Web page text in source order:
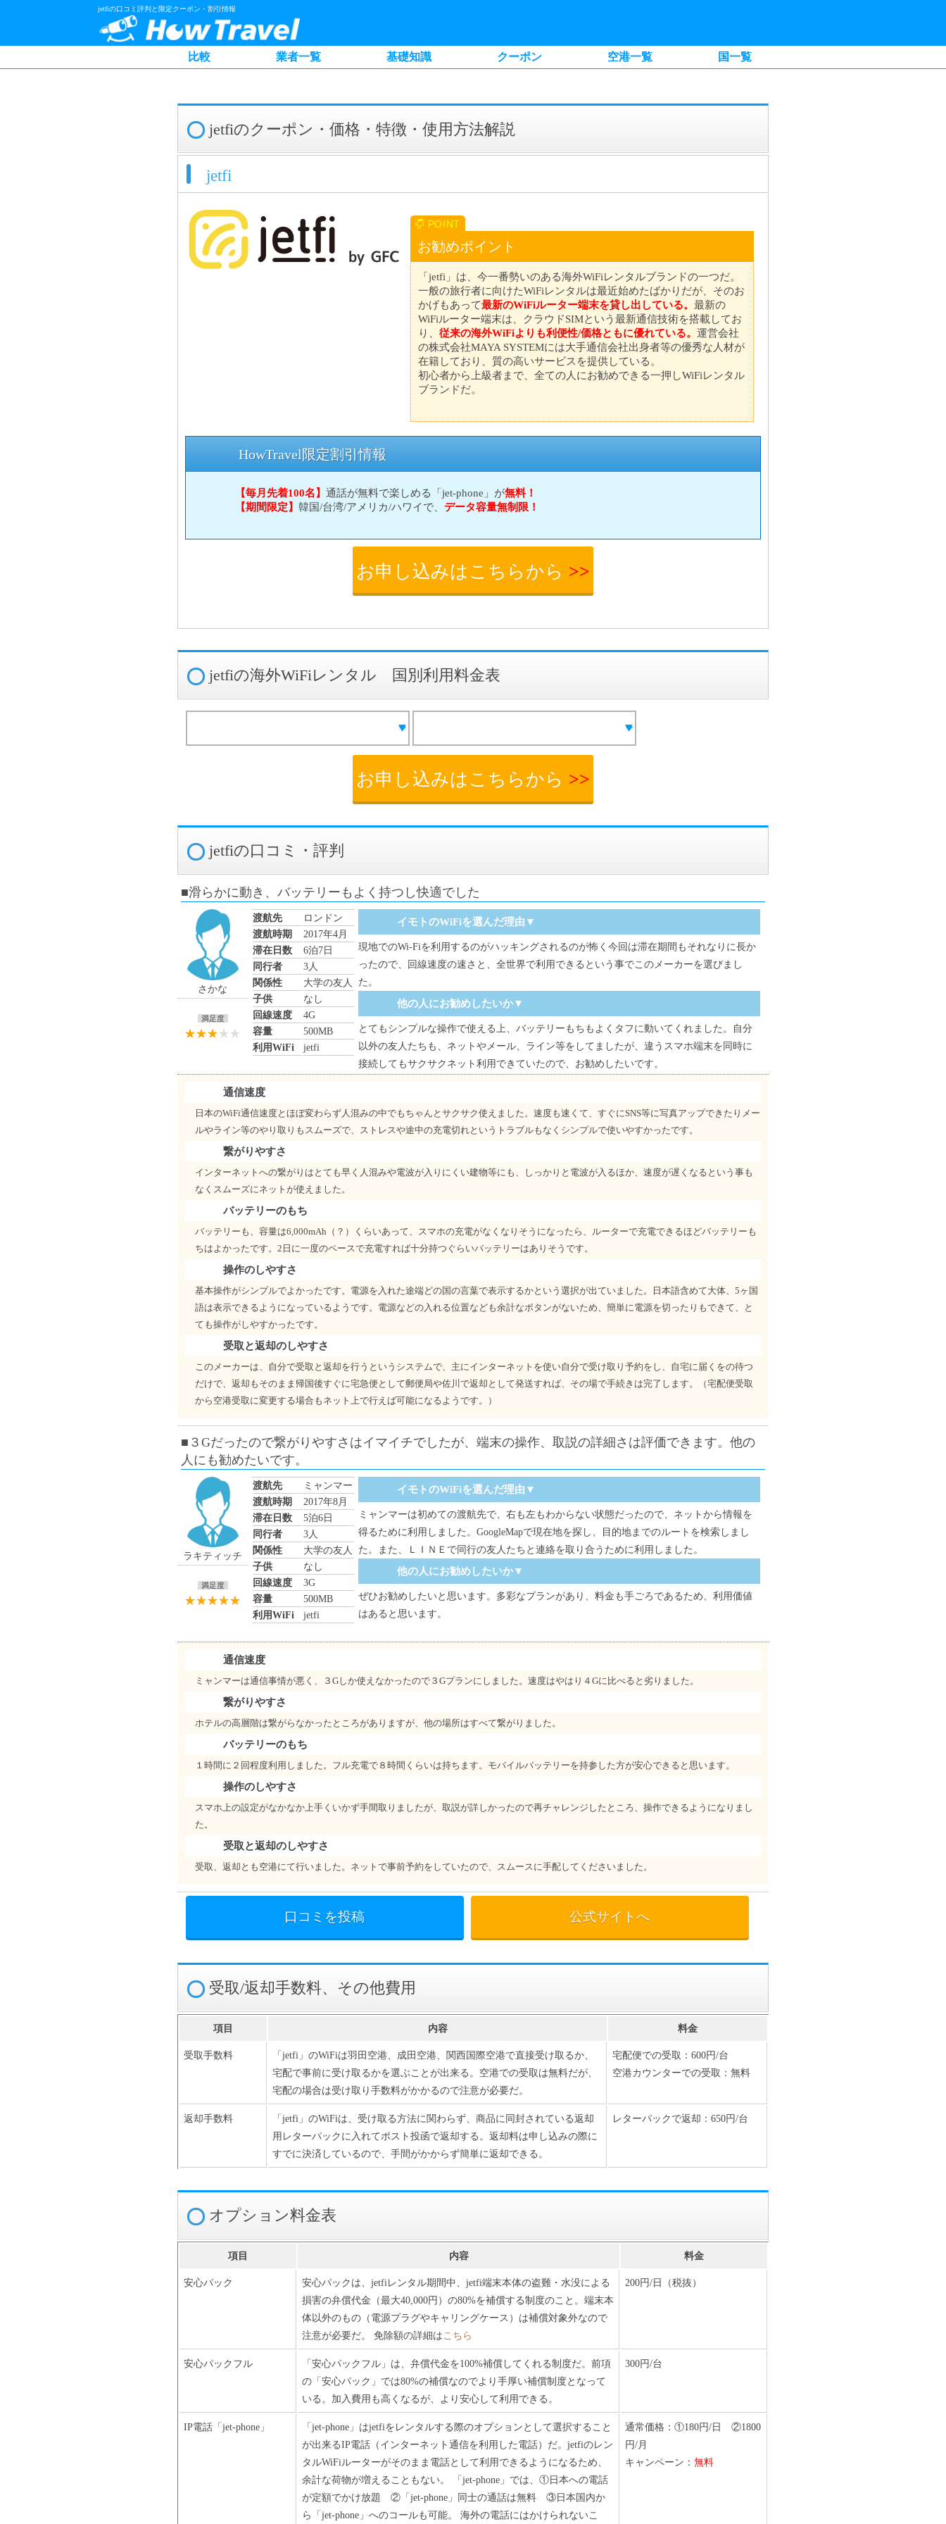
jetfiの口コミ評判と限定クーポン・割引情報
比較 業者一覧 基礎知識 クーポン 空港一覧 国一覧
jetfiのクーポン・価格・特徴・使用方法解説
jetfi
お勧めポイント
「jetfi」は、今一番勢いのある海外WiFiレンタルブランドの一つだ。
一般の旅行者に向けたWiFiレンタルは最近始めたばかりだが、そのお
かげもあって最新のWiFiルーター端末を貸し出している。最新の
WiFiルーター端末は、クラウドSIMという最新通信技術を搭載してお
り、従来の海外WiFiよりも利便性/価格ともに優れている。運営会社
の株式会社MAYA SYSTEMには大手通信会社出身者等の優秀な人材が
在籍しており、質の高いサービスを提供している。
初心者から上級者まで、全ての人にお勧めできる一押しWiFiレンタル
ブランドだ。
HowTravel限定割引情報
【毎月先着100名】 通話が無料で楽しめる「jet-phone」が無料！
【期間限定】 韓国/台湾/アメリカ/ハワイで、 データ容量無制限！
お申し込みはこちらから >>
jetfiの海外WiFiレンタル 国別利用料金表
お申し込みはこちらから >>
jetfiの口コミ・評判
■滑らかに動き、バッテリーもよく持つし快適でした
さかな
満足度
渡航先
ロンドン
渡航時期
2017年4月
滞在日数
6泊7日
同行者
3人
関係性
大学の友人
子供
なし
回線速度
4G
容量
500MB
利用WiFi
jetfi
イモトのWiFiを選んだ理由▼
現地でのWi-Fiを利用するのがハッキングされるのが怖く今回は滞在期間もそれなりに長か
ったので、回線速度の速さと、全世界で利用できるという事でこのメーカーを選びまし
た。
他の人にお勧めしたいか▼
とてもシンプルな操作で使える上、バッテリーもちもよくタフに動いてくれました。自分
以外の友人たちも、ネットやメール、ライン等をしてましたが、違うスマホ端末を同時に
接続してもサクサクネット利用できていたので、お勧めしたいです。
通信速度
日本のWiFi通信速度とほぼ変わらず人混みの中でもちゃんとサクサク使えました。速度も速くて、すぐにSNS等に写真アップできたりメー
ルやライン等のやり取りもスムーズで、ストレスや途中の充電切れというトラブルもなくシンプルで使いやすかったです。
繋がりやすさ
インターネットへの繋がりはとても早く人混みや電波が入りにくい建物等にも、しっかりと電波が入るほか、速度が遅くなるという事も
なくスムーズにネットが使えました。
バッテリーのもち
バッテリーも、容量は6,000mAh（？）くらいあって、スマホの充電がなくなりそうになったら、ルーターで充電できるほどバッテリーも
ちはよかったです。2日に一度のペースで充電すれば十分持つぐらいバッテリーはありそうです。
操作のしやすさ
基本操作がシンプルでよかったです。電源を入れた途端どの国の言葉で表示するかという選択が出ていました。日本語含めて大体、5ヶ国
語は表示できるようになっているようです。電源などの入れる位置なども余計なボタンがないため、簡単に電源を切ったりもできて、と
ても操作がしやすかったです。
受取と返却のしやすさ
このメーカーは、自分で受取と返却を行うというシステムで、主にインターネットを使い自分で受け取り予約をし、自宅に届くをの待つ
だけで、返却もそのまま帰国後すぐに宅急便として郵便局や佐川で返却として発送すれば、その場で手続きは完了します。（宅配便受取
から空港受取に変更する場合もネット上で行えば可能になるようです。）
■３Gだったので繋がりやすさはイマイチでしたが、端末の操作、取説の詳細さは評価できます。他の
人にも勧めたいです。
ラキティッチ
満足度
渡航先
ミャンマー
渡航時期
2017年8月
滞在日数
5泊6日
同行者
3人
関係性
大学の友人
子供
なし
回線速度
3G
容量
500MB
利用WiFi
jetfi
イモトのWiFiを選んだ理由▼
ミャンマーは初めての渡航先で、右も左もわからない状態だったので、ネットから情報を
得るために利用しました。GoogleMapで現在地を探し、目的地までのルートを検索しまし
た。また、ＬＩＮＥで同行の友人たちと連絡を取り合うために利用しました。
他の人にお勧めしたいか▼
ぜひお勧めしたいと思います。多彩なプランがあり、料金も手ごろであるため、利用価値
はあると思います。
通信速度
ミャンマーは通信事情が悪く、３Gしか使えなかったので３Gプランにしました。速度はやはり４Gに比べると劣りました。
繋がりやすさ
ホテルの高層階は繋がらなかったところがありますが、他の場所はすべて繋がりました。
バッテリーのもち
１時間に２回程度利用しました。フル充電で８時間くらいは持ちます。モバイルバッテリーを持参した方が安心できると思います。
操作のしやすさ
スマホ上の設定がなかなか上手くいかず手間取りましたが、取説が詳しかったので再チャレンジしたところ、操作できるようになりまし
た。
受取と返却のしやすさ
受取、返却とも空港にて行いました。ネットで事前予約をしていたので、スムースに手配してくださいました。
口コミを投稿 公式サイトへ
受取/返却手数料、その他費用
項目 内容 料金
受取手数料
「jetfi」のWiFiは羽田空港、成田空港、関西国際空港で直接受け取るか、
宅配で事前に受け取るかを選ぶことが出来る。空港での受取は無料だが、
宅配の場合は受け取り手数料がかかるので注意が必要だ。
宅配便での受取：600円/台
空港カウンターでの受取：無料
返却手数料
「jetfi」のWiFiは、受け取る方法に関わらず、商品に同封されている返却
用レターパックに入れてポスト投函で返却する。返却料は申し込みの際に
すでに決済しているので、手間がかからず簡単に返却できる。
レターパックで返却：650円/台
オプション料金表
項目 内容 料金
安心パック
安心パックは、jetfiレンタル期間中、jetfi端末本体の盗難・水没による
損害の弁償代金（最大40,000円）の80%を補償する制度のこと。端末本
体以外のもの（電源プラグやキャリングケース）は補償対象外なので
注意が必要だ。 免除額の詳細は こちら
200円/日（税抜）
安心パックフル
「安心パックフル」は、弁償代金を100%補償してくれる制度だ。前項
の「安心パック」では80%の補償なのでより手厚い補償制度となって
いる。加入費用も高くなるが、より安心して利用できる。
300円/台
IP電話「jet-phone」
「jet-phone」はjetfiをレンタルする際のオプションとして選択すること
が出来るIP電話（インターネット通信を利用した電話）だ。jetfiのレン
タルWiFiルーターがそのまま電話として利用できるようになるため、
余計な荷物が増えることもない。 「jet-phone」では、①日本への電話
が定額でかけ放題 ②「jet-phone」同士の通話は無料 ③日本国内か
ら「jet-phone」へのコールも可能。 海外の電話にはかけられないこ
通常価格：①180円/日 ②1800
円/月
キャンペーン：無料